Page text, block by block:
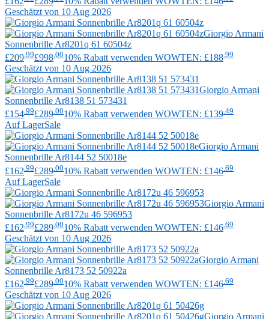
Geschätzt von 10 Aug 2026
Giorgio Armani
Sonnenbrille Ar8201q 61 60504z
£209 .99£998 .0010% Rabatt verwenden WOWTEN: £188 .99
Geschätzt von 10 Aug 2026
Giorgio Armani
Sonnenbrille Ar8138 51 573431
£154.99£289.0010% Rabatt verwenden WOWTEN: £139.49
Auf LagerSale
Giorgio Armani
Sonnenbrille Ar8144 52 50018e
£162 .99£289 .0010% Rabatt verwenden WOWTEN: £146 .69
Auf LagerSale
Giorgio Armani
Sonnenbrille Ar8172u 46 596953
£162 .99£289 .0010% Rabatt verwenden WOWTEN: £146 .69
Geschätzt von 10 Aug 2026
Giorgio Armani
Sonnenbrille Ar8173 52 50922a
£162.99£289.0010% Rabatt verwenden WOWTEN: £146.69
Geschätzt von 10 Aug 2026
Giorgio Armani